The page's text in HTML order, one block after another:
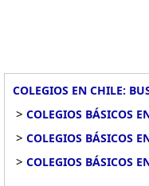
COLEGIOS EN CHILE:
> COLEGIOS BÁSICOS
> COLEGIOS BÁSICOS
> COLEGIOS BÁSICOS